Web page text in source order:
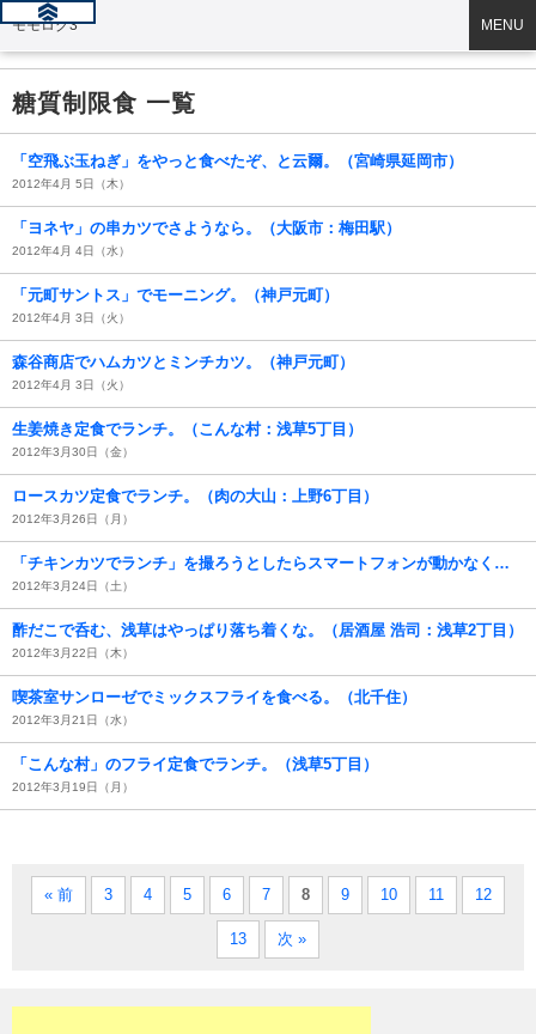
モモログ3 MENU
糖質制限食 一覧
「空飛ぶ玉ねぎ」をやっと食べたぞ、と云爾。（宮崎県延岡市）
2012年4月 5日（木）
「ヨネヤ」の串カツでさようなら。（大阪市：梅田駅）
2012年4月 4日（水）
「元町サントス」でモーニング。（神戸元町）
2012年4月 3日（火）
森谷商店でハムカツとミンチカツ。（神戸元町）
2012年4月 3日（火）
生姜焼き定食でランチ。（こんな村：浅草5丁目）
2012年3月30日（金）
ロースカツ定食でランチ。（肉の大山：上野6丁目）
2012年3月26日（月）
「チキンカツでランチ」を撮ろうとしたらスマートフォンが動かなくなったこと。（スカイライン：浅草3丁目）
2012年3月24日（土）
酢だこで呑む、浅草はやっぱり落ち着くな。（居酒屋 浩司：浅草2丁目）
2012年3月22日（木）
喫茶室サンローゼでミックスフライを食べる。（北千住）
2012年3月21日（水）
「こんな村」のフライ定食でランチ。（浅草5丁目）
2012年3月19日（月）
« 前 3 4 5 6 7 8 9 10 11 12
13 次 »